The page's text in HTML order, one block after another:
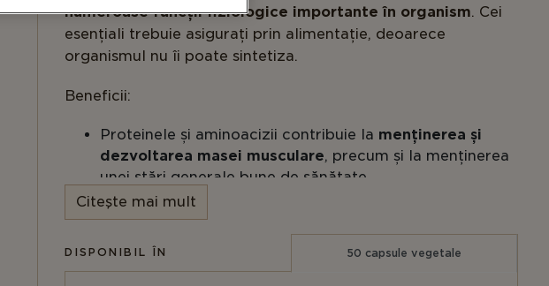
numeroase funcții fiziologice importante în organism. Cei
esențiali trebuie asigurați prin alimentație, deoarece
organismul nu îi poate sintetiza.
Beneficii:
Proteinele și aminoacizii contribuie la menținerea și
dezvoltarea masei musculare, precum și la menținerea
unei stări generale bune de sănătate.
Lizina joacă un rol important în
Sursele alimentare importante de aminoacizi includ carnea,
Citeşte mai mult
DISPONIBIL ÎN 50 capsule vegetale